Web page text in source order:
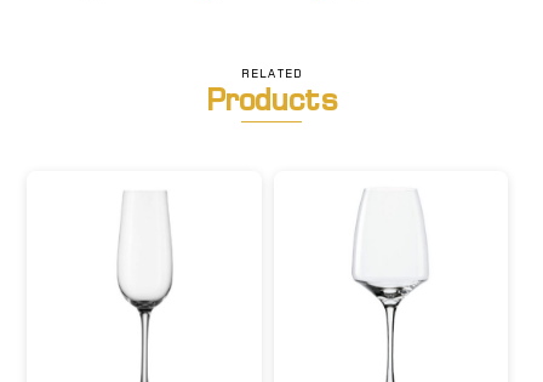
RELATED
Products